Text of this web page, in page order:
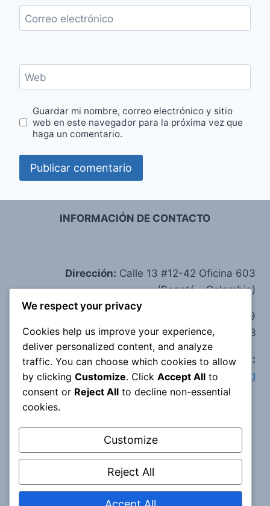
Correo electrónico
Web
Guardar mi nombre, correo electrónico y sitio
web en este navegador para la próxima vez que
haga un comentario.
INFORMACIÓN DE CONTACTO
Dirección: Calle 13 #12-42 Oficina 603
(Bogotá - Colombia)
Teléfono:
(+57) 314 209 6359
(+57) 320 356 1488
e-mail:
corpoclaretiananpb@corporacionclaretiana.org
We respect your privacy
Cookies help us improve your experience,
deliver personalized content, and analyze
traffic. You can choose which cookies to allow
by clicking Customize. Click Accept All to
consent or Reject All to decline non-essential
cookies.
Customize
Reject All